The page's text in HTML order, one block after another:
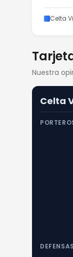
Celta
Nuestra
Celta
DEFENSAS